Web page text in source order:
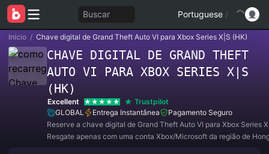
Buscar Portuguese /
Início / Chave digital de Grand Theft Auto VI para Xbox Series X|S (HK)
CHAVE DIGITAL DE GRAND THEFT
AUTO VI PARA XBOX SERIES X|S
(HK)
Excellent
Trustpilot
GLOBAL
Entrega Instantânea
Pagamento Seguro
Reserve a chave digital de Grand Theft Auto VI para Xbox Series
Resgate apenas com uma conta Xbox/Microsoft da região de